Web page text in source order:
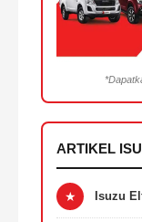
ARTIKEL
★ Isuzu